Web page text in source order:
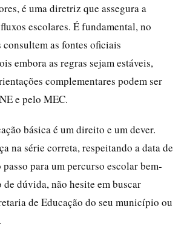
é uma diretriz que assegura a
escolares. É fundamental, no
as fontes oficiais
embora as regras sejam estáveis,
complementares podem ser
e pelo MEC.
básica é um direito e um dever.
na série correta, respeitando a data de
para um percurso escolar bem-
de dúvida, não hesite em buscar
de Educação do seu município ou